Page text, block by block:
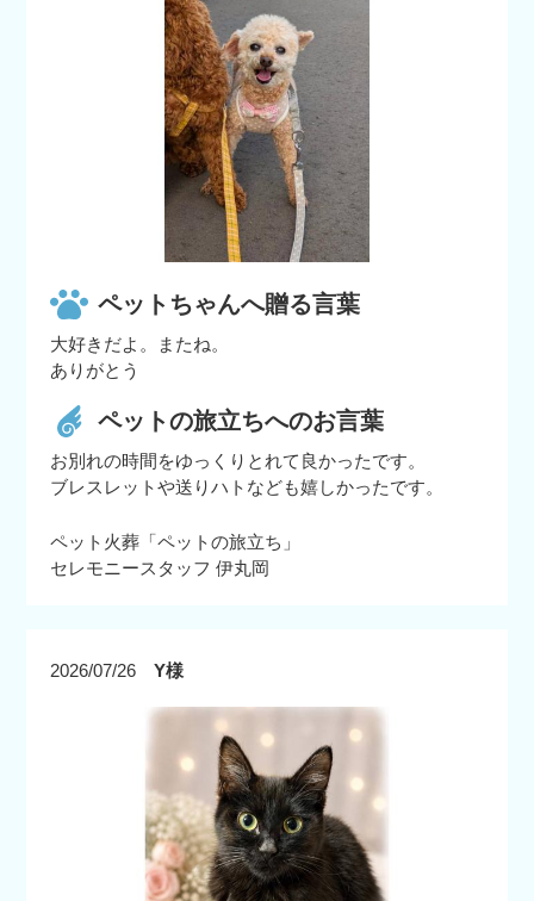
ペットちゃんへ贈る言葉
大好きだよ。またね。
ありがとう
ペットの旅立ちへのお言葉
お別れの時間をゆっくりとれて良かったです。
ブレスレットや送りハトなども嬉しかったです。
ペット火葬「ペットの旅立ち」
セレモニースタッフ 伊丸岡
2026/07/26 Y様